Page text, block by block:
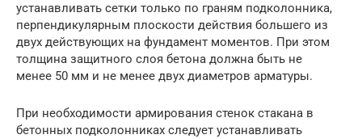
устанавливать сетки только по граням подколонника,
перпендикуляр­ным плоскости действия большего из
двух действующих на фундамент мо­ментов. При этом
толщина защитного слоя бетона должна быть не
менее 50 мм и не менее двух диаметров арматуры.
При необходимости армирования стенок стакана в
бетонных подколонни­ках следует устанавливать